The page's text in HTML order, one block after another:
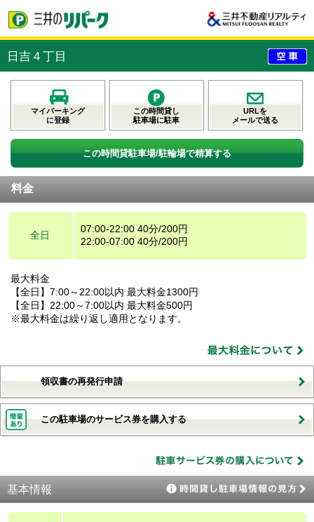
日吉４丁目
マイパーキング
に登録
この時間貸し
駐車場に駐車
URLを
メールで送る
この時間貸駐車場/駐輪場で精算する
料金
全日
07:00-22:00 40分/200円
22:00-07:00 40分/200円
最大料金
【全日】7:00～22:00以内 最大料金1300円
【全日】22:00～7:00以内 最大料金500円
※最大料金は繰り返し適用となります。
領収書の再発行申請
この駐車場のサービス券を購入する
基本情報